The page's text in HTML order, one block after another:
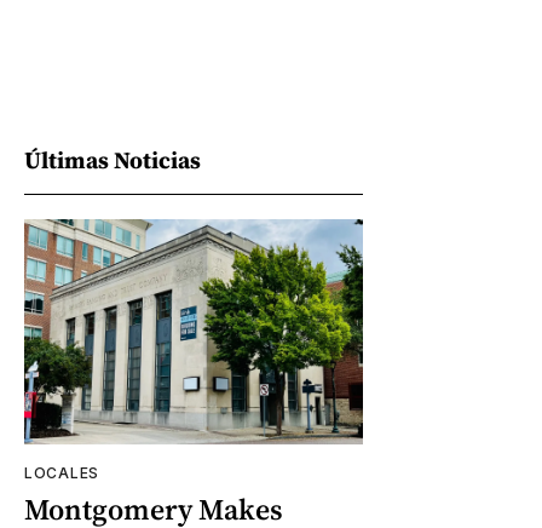
Últimas Noticias
LOCALES
Montgomery Makes